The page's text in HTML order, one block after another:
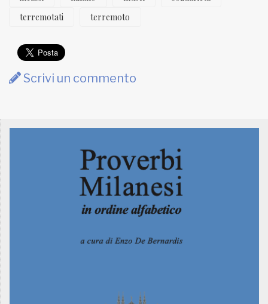
terremotati
terremoto
Scrivi un commento